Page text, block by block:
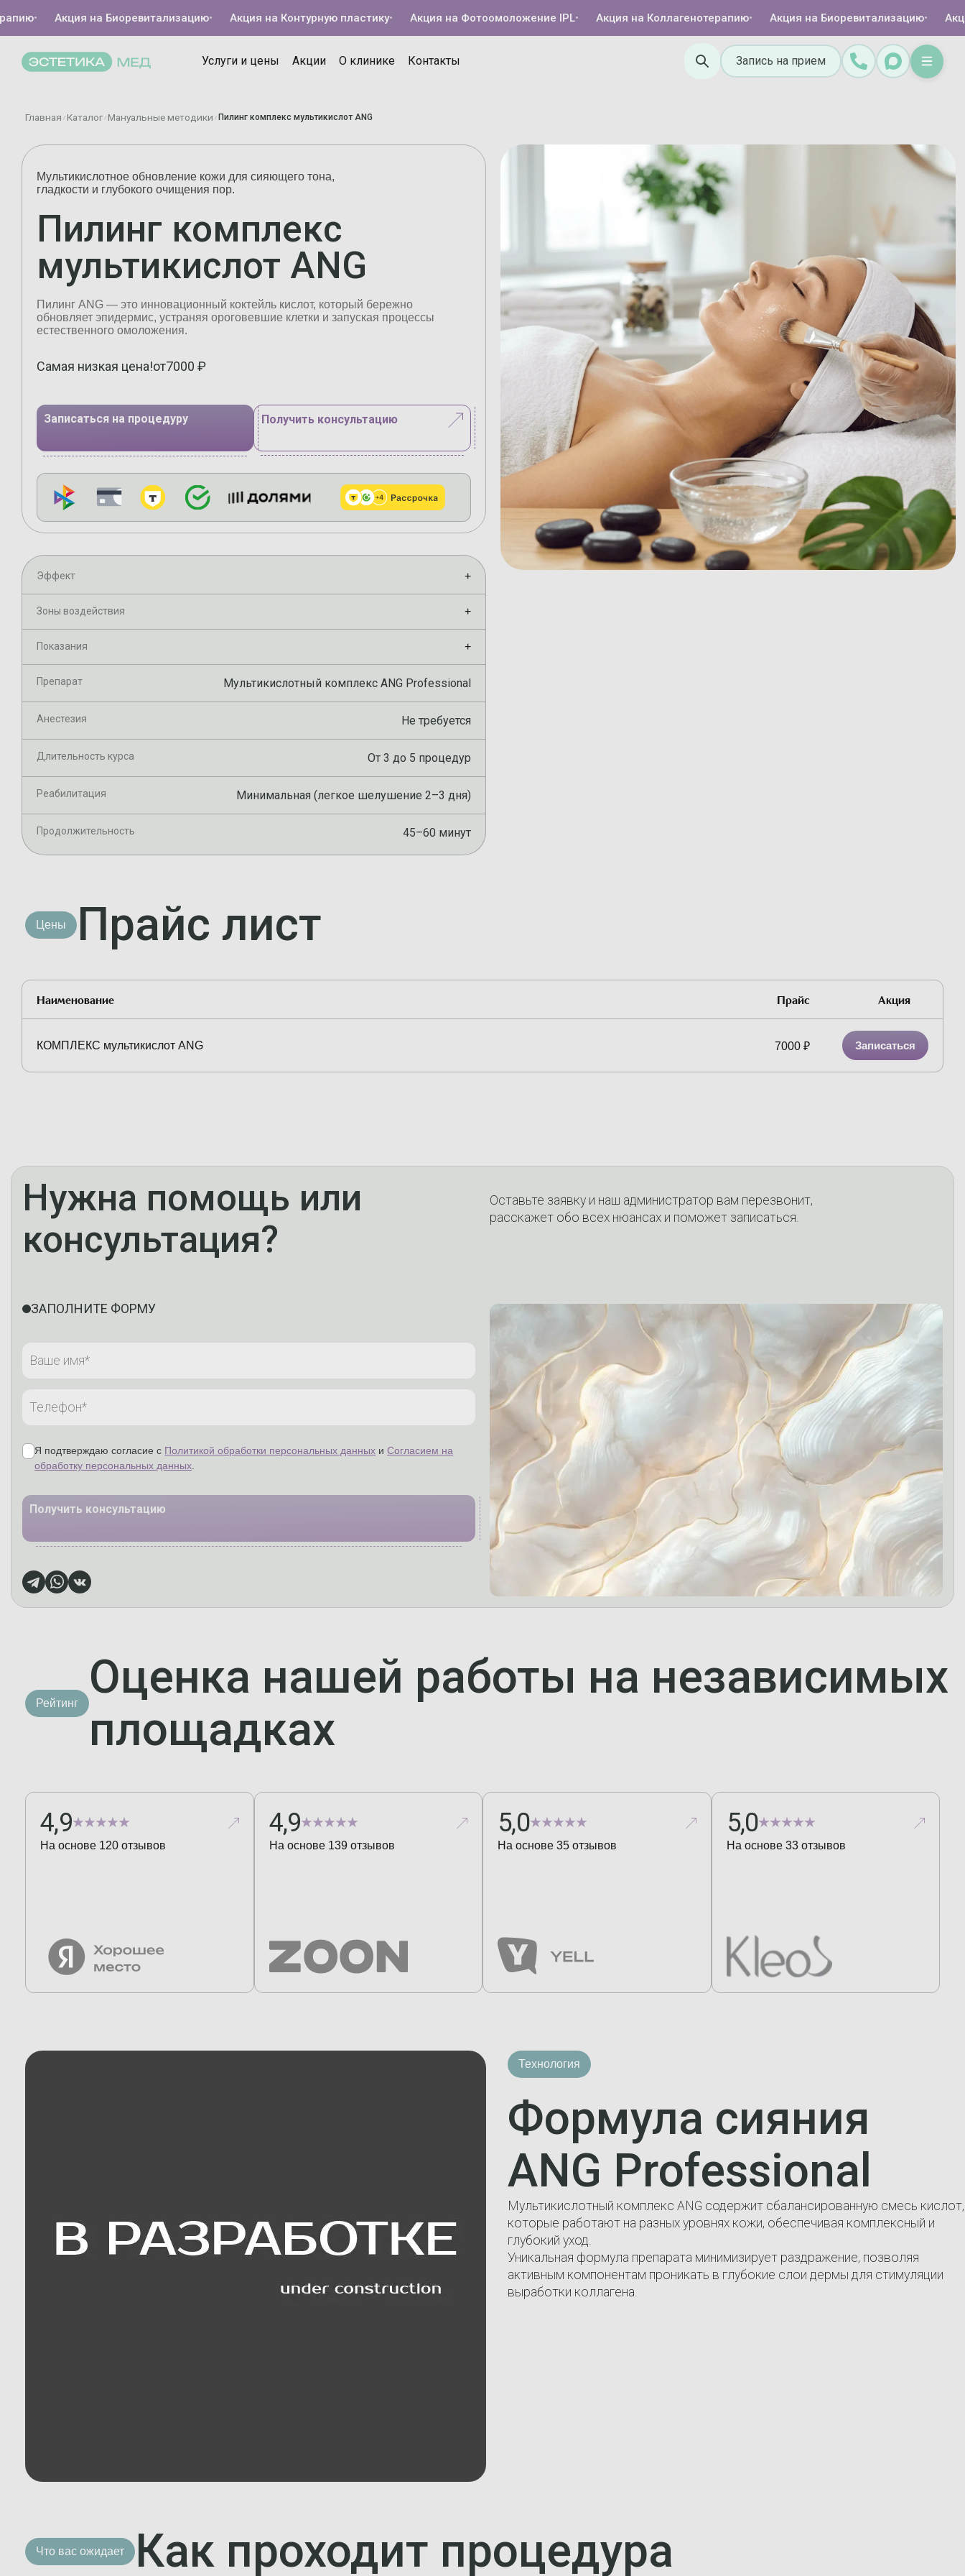
• Акция на Биоревитализацию• Акция на Контурную пластику• Акция на Фотоомоложение IPL• Акция на Коллагенотерапию• Акция на Биоревитализацию• Акция
Услуги и цены Акции О клинике Контакты Запись на прием
Главная / Каталог / Мануальные методики / Пилинг комплекс мультикислот ANG
Мультикислотное обновление кожи для сияющего тона,
гладкости и глубокого очищения пор.
Пилинг комплекс
мультикислот ANG
Пилинг ANG — это инновационный коктейль кислот, который бережно
обновляет эпидермис, устраняя ороговевшие клетки и запуская процессы
естественного омоложения.
Самая низкая цена!от7000 ₽
Записаться на процедуру Получить консультацию
Эффект +
Зоны воздействия +
Показания +
Препарат Мультикислотный комплекс ANG Professional
Анестезия Не требуется
Длительность курса От 3 до 5 процедур
Реабилитация Минимальная (легкое шелушение 2–3 дня)
Продолжительность 45–60 минут
Цены Прайс лист
Наименование Прайс Акция
КОМПЛЕКС мультикислот ANG 7000 ₽ Записаться
Нужна помощь или
консультация?
Оставьте заявку и наш администратор вам перезвонит,
расскажет обо всех нюансах и поможет записаться.
ЗАПОЛНИТЕ ФОРМУ
Я подтверждаю согласие с Политикой обработки персональных данных и Согласием на
обработку персональных данных
Получить консультацию
Рейтинг
Оценка нашей работы на независимых
площадках
4,9
На основе 120 отзывов
4,9
На основе 139отзывов
5,0
На основе 35 отзывов
5,0
На основе 33отзывов
Технология
Формула сияния
ANG Professional
Мультикислотный комплекс ANG содержит сбалансированную смесь кислот,
которые работают на разных уровнях кожи, обеспечивая комплексный и
глубокий уход.
Уникальная формула препарата минимизирует раздражение, позволяя
активным компонентам проникать в глубокие слои дермы для стимуляции
выработки коллагена.
Что вас ожидает Как проходит процедура